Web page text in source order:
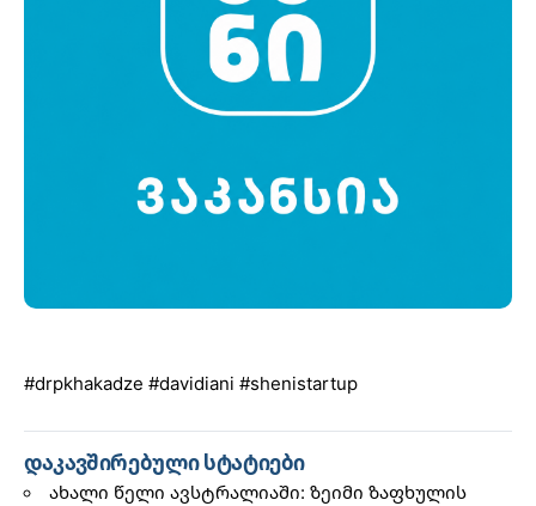
#drpkhakadze #davidiani #shenistartup
დაკავშირებული სტატიები
ახალი წელი ავსტრალიაში: ზეიმი ზაფხულის